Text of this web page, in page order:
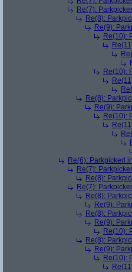
Re(7):
Re(8):
Re(9):
Re(10):
Re(10):
Re(8):
Re(9):
Re(10):
Re(6): Parkpickerl
Re(7):
Re(8):
Re(7):
Re(8):
Re(9):
Re(8):
Re(9):
Re(10):
Re(8):
Re(9):
Re(10):